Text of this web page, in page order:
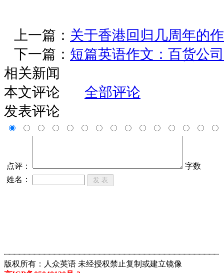
上一篇： 关于香港回归几周年的
下一篇： 短篇英语作文：百货公司
相关新闻
本文评论
全部评论
发表评论
点评：
字数
姓名：
┈┈┈┈┈┈┈┈┈┈┈┈┈┈┈┈┈┈┈┈┈┈┈┈┈┈┈┈┈┈┈┈┈┈┈┈┈┈┈┈┈┈┈
版权所有：人众英语 未经授权禁止复制或建立镜像